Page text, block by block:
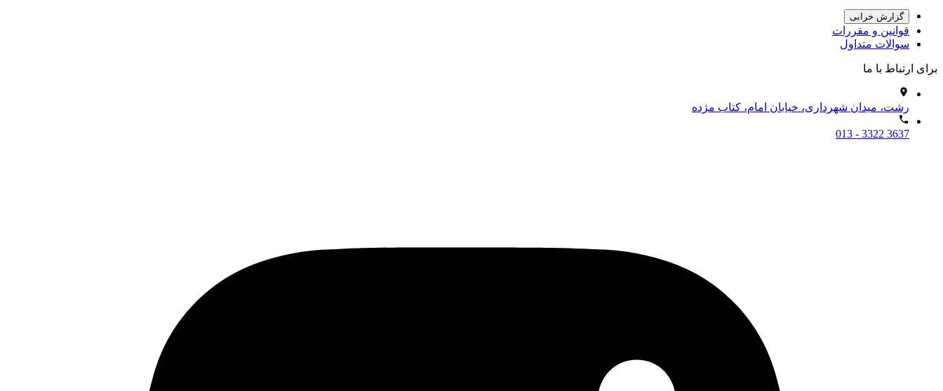
گزارش خرابی
قوانین و مقررات
سوالات متداول
برای ارتباط با ما
رشت، میدان شهرداری، خیابان امام، کتاب مژده
013 - 3322 3637